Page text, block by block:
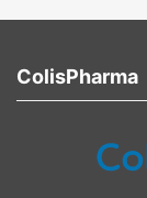
ColisPharma